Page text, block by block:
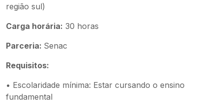
região sul)
Carga horária: 30 horas
Parceria: Senac
Requisitos:
• Escolaridade mínima: Estar cursando o ensino
fundamental